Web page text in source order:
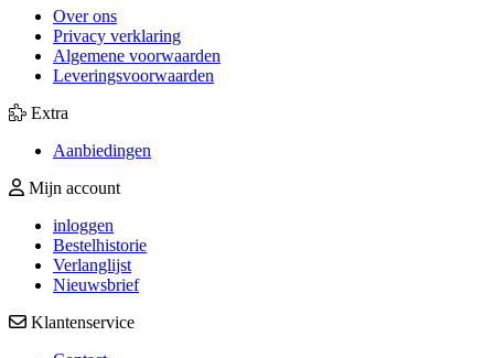
Over ons
Privacy verklaring
Algemene voorwaarden
Leveringsvoorwaarden
Extra
Aanbiedingen
Mijn account
inloggen
Bestelhistorie
Verlanglijst
Nieuwsbrief
Klantenservice